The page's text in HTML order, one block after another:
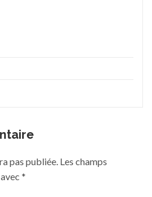
pas publiée. Les champs
*